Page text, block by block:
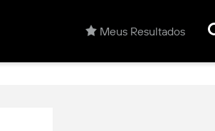
Meus Resultados